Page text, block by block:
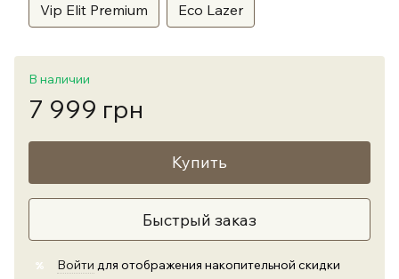
Vip Elit Premium Eco Lazer
В наличии
7 999 грн
Купить
Быстрый заказ
% Войти для отображения накопительной скидки